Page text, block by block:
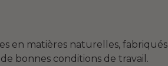
en matières naturelles,
bonnes conditions de travail.